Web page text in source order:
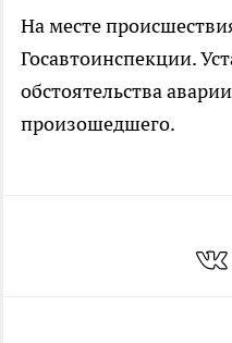
На месте
Госавтоинспекции.
обстоятельства
произошедшего.